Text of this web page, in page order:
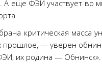
еще ФЭИ участвует во
критическая масса
— уверен
их родина — Обнинск».